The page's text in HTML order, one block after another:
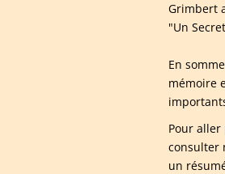
Grimbert
"Un
En
mémoire
Pour
consulter
un